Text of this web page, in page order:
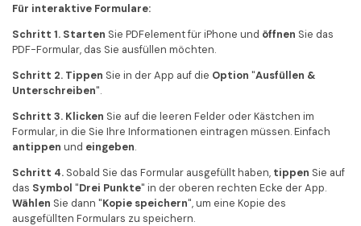
Für interaktive Formulare:
Schritt 1. Starten Sie PDFelement für iPhone und öffnen Sie das
PDF-Formular, das Sie ausfüllen möchten.
Schritt 2. Tippen Sie in der App auf die Option "Ausfüllen &
Unterschreiben".
Schritt 3. Klicken Sie auf die leeren Felder oder Kästchen im
Formular, in die Sie Ihre Informationen eintragen müssen. Einfach
antippen und eingeben.
Schritt 4. Sobald Sie das Formular ausgefüllt haben, tippen Sie auf
das Symbol "Drei Punkte" in der oberen rechten Ecke der App.
Wählen Sie dann "Kopie speichern", um eine Kopie des
ausgefüllten Formulars zu speichern.